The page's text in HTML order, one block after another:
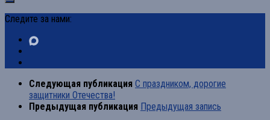
Следите за нами:
Следующая публикация С праздником, дорогие
защитники Отечества!
Предыдущая публикация Предыдущая запись